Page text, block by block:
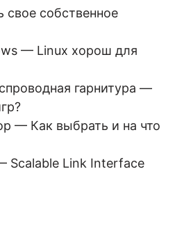
свое собственное
— Linux хорош для
гарнитура —
— Как выбрать и на что
Scalable Link Interface